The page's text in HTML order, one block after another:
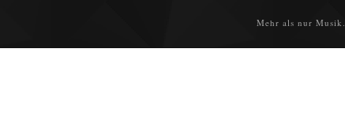
Mehr als nur Musik.